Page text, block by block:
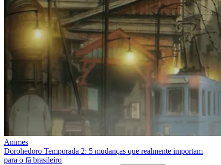
Animes
Dorohedoro Temporada 2: 5 mudanças que realmente importam
para o fã brasileiro